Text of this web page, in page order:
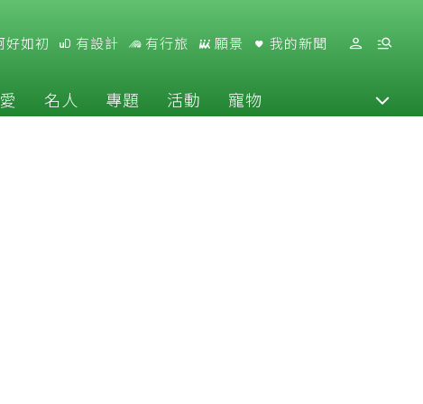
好如初 有設計 有行旅 願景 我的新聞
名人 專題 活動 寵物